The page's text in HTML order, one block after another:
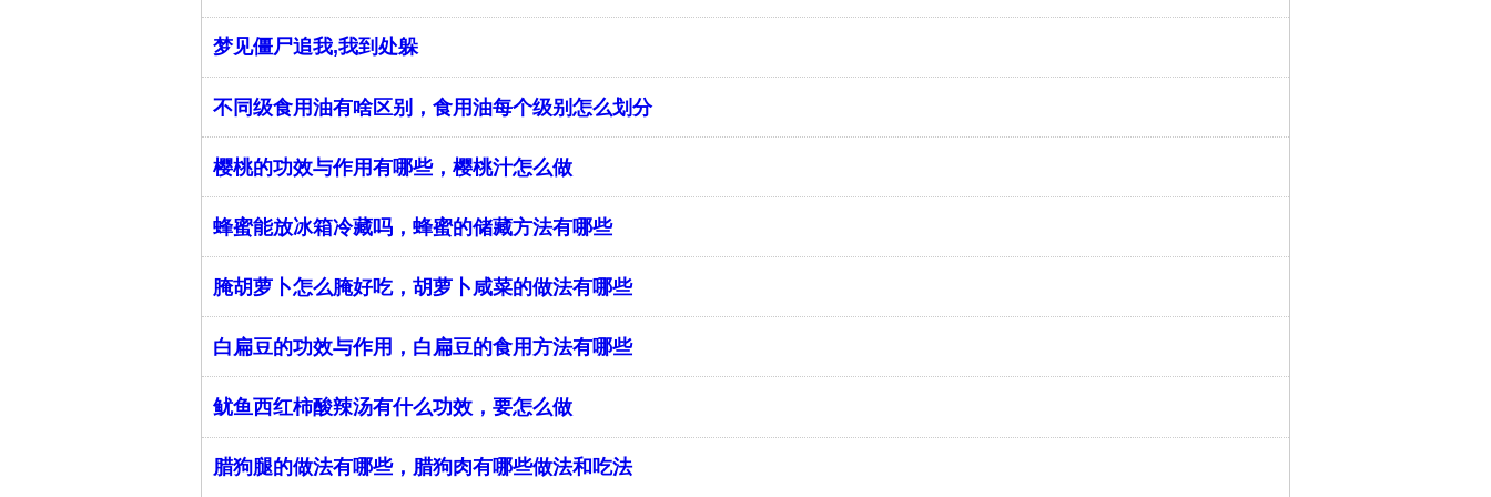
梦见僵尸追我,我到处躲
不同级食用油有啥区别，食用油每个级别怎么划分
樱桃的功效与作用有哪些，樱桃汁怎么做
蜂蜜能放冰箱冷藏吗，蜂蜜的储藏方法有哪些
腌胡萝卜怎么腌好吃，胡萝卜咸菜的做法有哪些
白扁豆的功效与作用，白扁豆的食用方法有哪些
鱿鱼西红柿酸辣汤有什么功效，要怎么做
腊狗腿的做法有哪些，腊狗肉有哪些做法和吃法